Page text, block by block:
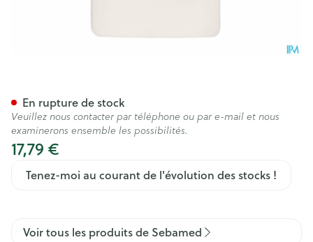
17,79 €
Tenez-moi au courant de l'évolution des stocks !
En rupture de stock
Veuillez nous contacter par téléphone ou par e-mail et nous
examinerons ensemble les possibilités.
Voir tous les produits de Sebamed